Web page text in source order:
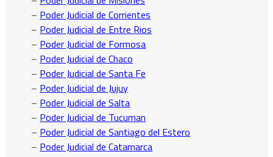
– Poder Judicial de Corrientes
– Poder Judicial de Entre Rios
– Poder Judicial de Formosa
– Poder Judicial de Chaco
– Poder Judicial de Santa Fe
– Poder Judicial de Jujuy
– Poder Judicial de Salta
– Poder Judicial de Tucuman
– Poder Judicial de Santiago del Estero
– Poder Judicial de Catamarca